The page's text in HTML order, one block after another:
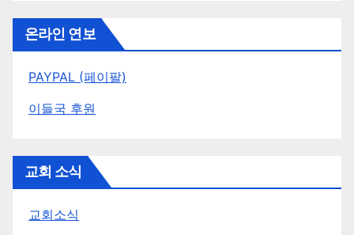
온라인 연보
PAYPAL (페이팔)
이들국 후원
교회 소식
교회소식